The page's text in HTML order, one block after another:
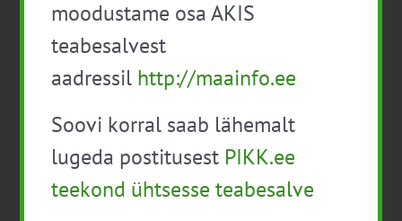
Isikukaitsevahendid ja ohutusnõuded
taimekaitsetöödel
Mida näitavad toiduohutuse seirearuanded
moodustame osa AKIS
teabesalvest
aadressil http://maainfo.ee
Soovi korral saab lähemalt
lugeda postitusest PIKK.ee
teekond ühtsesse teabesalve